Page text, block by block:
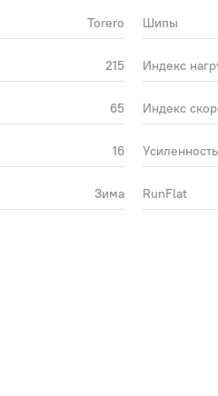
Torero Шипы
215 Индекс
65 Индекс
16 Усиленность
Зима RunFlat